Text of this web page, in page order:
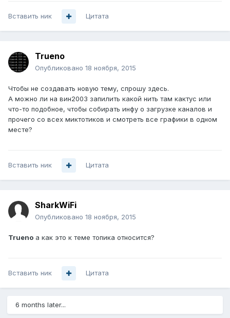
Вставить ник Цитата
Trueno
Опубликовано 18 ноября, 2015
Чтобы не создавать новую тему, спрошу здесь.
А можно ли на вин2003 запилить какой нить там кактус или
что-то подобное, чтобы собирать инфу о загрузке каналов и
прочего со всех миктотиков и смотреть все графики в одном
месте?
Вставить ник Цитата
SharkWiFi
Опубликовано 18 ноября, 2015
Trueno а как это к теме топика относится?
Вставить ник Цитата
6 months later...